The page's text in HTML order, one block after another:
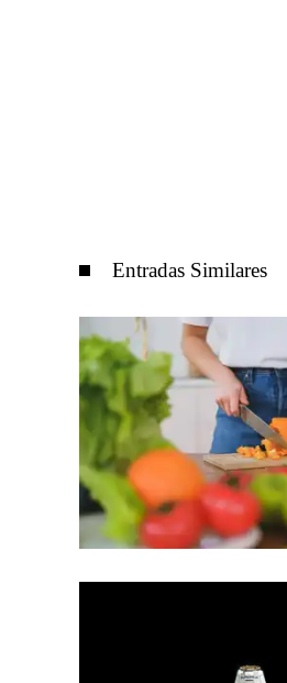
Entradas Similares